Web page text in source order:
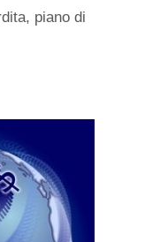
, piano di